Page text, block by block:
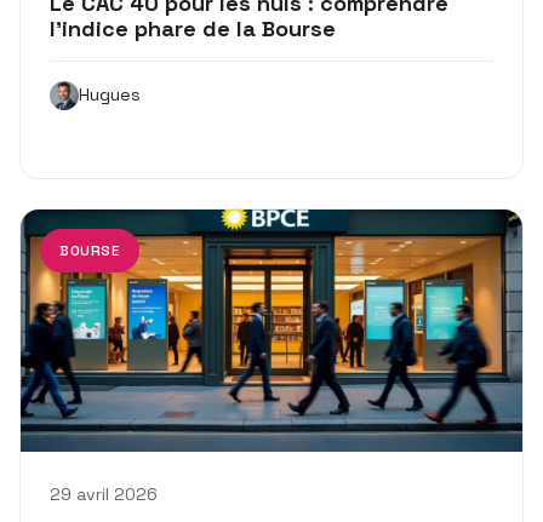
l’indice phare de la Bourse
Hugues
BOURSE
29 avril 2026